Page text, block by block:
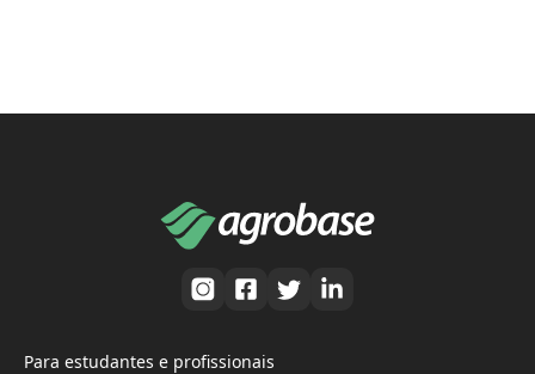
Para estudantes e profissionais